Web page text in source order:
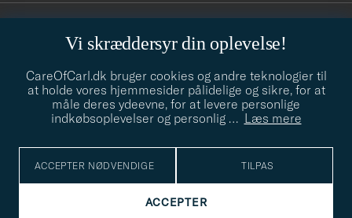
Vi skræddersyr din oplevelse!
CareOfCarl.dk bruger cookies og andre teknologier til
at holde vores hjemmesider pålidelige og sikre, for at
måle deres ydeevne, for at levere personlige
indkøbsoplevelser og personlig … Læs mere
ACCEPTER NØDVENDIGE TILPAS
ACCEPTER
info@careofcarl.dk
Behøver du hjælp til at finde din stil? Lad os hjælpe dig, vi hjælper
gerne til!
STILRÅD